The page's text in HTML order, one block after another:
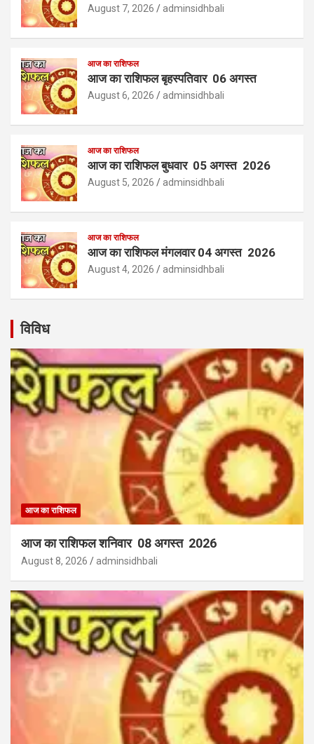
August 7, 2026 adminsidhbali
आज का राशिफल
आज का राशिफल बृहस्पतिवार 06 अगस्त
August 6, 2026 adminsidhbali
आज का राशिफल
आज का राशिफल बुधवार 05 अगस्त 2026
August 5, 2026 adminsidhbali
आज का राशिफल
आज का राशिफल मंगलवार 04 अगस्त 2026
August 4, 2026 adminsidhbali
विविध
आज का राशिफल
आज का राशिफल शनिवार 08 अगस्त 2026
August 8, 2026 adminsidhbali